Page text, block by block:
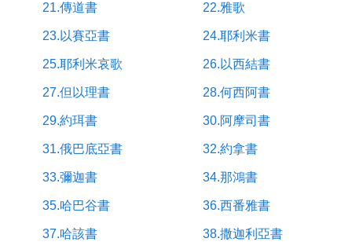
21.傳道書 22.雅歌
23.以賽亞書 24.耶利米書
25.耶利米哀歌 26.以西結書
27.但以理書 28.何西阿書
29.約珥書 30.阿摩司書
31.俄巴底亞書 32.約拿書
33.彌迦書 34.那鴻書
35.哈巴谷書 36.西番雅書
37.哈該書 38.撒迦利亞書